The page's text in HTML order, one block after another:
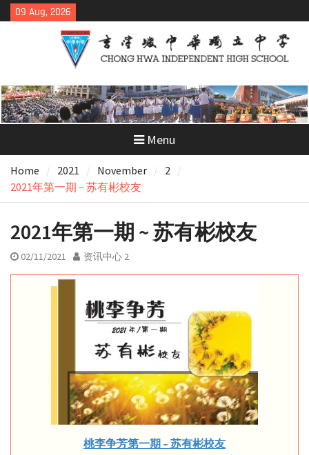
Skip
to
09 Aug, 2026
Menu
Home 2021 November
2
2021年第一期 ~ 苏有彬校友
2021年第一期 ~ 苏有彬校友
02/11/2021 资讯中心 2
桃李争芳第一期 – 苏有彬校友